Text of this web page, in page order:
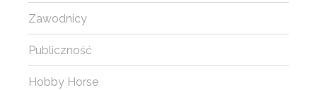
Zawodnicy
Publiczność
Hobby Horse